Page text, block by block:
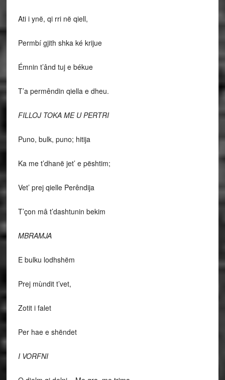
Ati i ynë, qi rri në qiell,
Permbí gjith shka ké krijue
Émnin t’ând tuj e békue
T’a permêndin qiella e dheu.
FILLOJ TOKA ME U PERTRI
Puno, bulk, puno; hitija
Ka me t’dhanë jet’ e pështim;
Vet’ prej qielle Perêndija
T’çon mâ t’dashtunin bekim
MBRAMJA
E bulku lodhshëm
Prej mùndit t’vet,
Zotit i falet
Per hae e shëndet
I VORFNI